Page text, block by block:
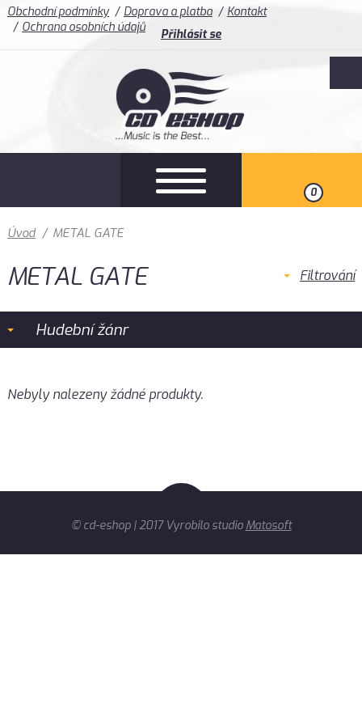
Obchodní podmínky Doprava a platba
Kontakt
Ochrana osobních údajů
Přihlásit se
0
Úvod / METAL GATE
METAL GATE Filtrování
Hudební žánr
Nebyly nalezeny žádné produkty.
© cd-eshop | 2017 Vyrobilo studio Matosoft